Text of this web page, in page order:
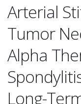
Arterial
Tumor
Alpha
Long-